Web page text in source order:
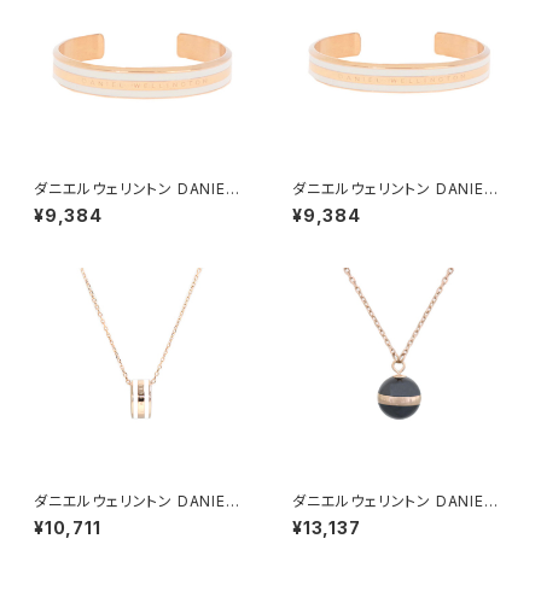
ダニエルウェリントン DANIEL
WELLINGTON バングル ブレ
スレット レディース DW00400
ゴールド ホワイト
¥9,384
ダニエルウェリントン DANIEL
WELLINGTON バングル ブレ
スレット レディース DW00400
ゴールド ホワイト
¥9,384
ダニエルウェリントン DANIEL
WELLINGTON ネックレス レ
ディース DW00400153 エラ
¥10,711
ダニエルウェリントン DANIEL
WELLINGTON ネックレス レ
ディース DW00400156 アス
¥13,137